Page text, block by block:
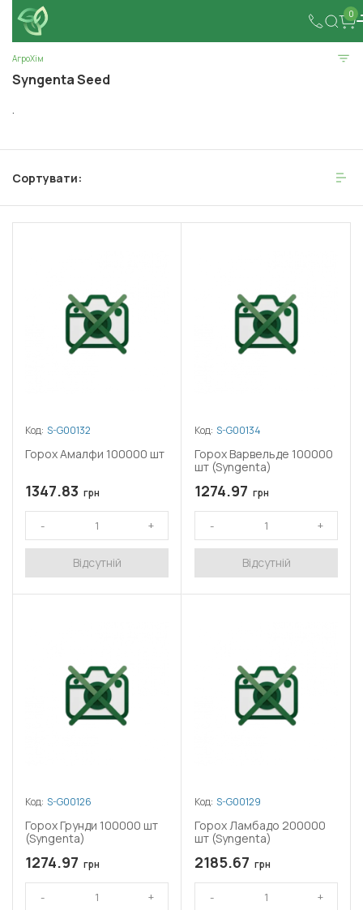
0
АгроХім
Syngenta Seed
.
Сортувати:
Код: S-G00132
Горох Амалфи 100000 шт
1347.83 грн
Відсутній
Код: S-G00134
Горох Варвельде 100000
шт (Syngenta)
1274.97 грн
Відсутній
Код: S-G00126
Горох Грунди 100000 шт
(Syngenta)
1274.97 грн
Код: S-G00129
Горох Ламбадо 200000
шт (Syngenta)
2185.67 грн